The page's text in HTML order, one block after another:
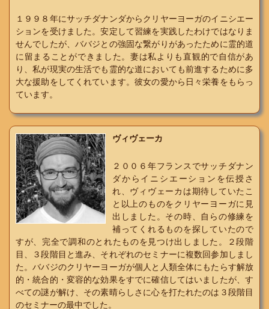
１９９８年にサッチダナンダからクリヤーヨーガのイニシエー
ションを受けました。安定して習練を実践したわけではなりま
せんでしたが、ババジとの強固な繋がりがあったために霊的道
に留まることができました。妻は私よりも直観的で自信があ
り、私が現実の生活でも霊的な道においても前進するために多
大な援助をしてくれています。彼女の愛から日々栄養をもらっ
ています。
ヴィヴェーカ
２００６年フランスでサッチダナン
ダからイニシエーションを伝授さ
れ、ヴィヴェーカは期待していたこ
と以上のものをクリヤーヨーガに見
出しました。その時、自らの修練を
補ってくれるものを探していたので
すが、完全で調和のとれたものを見つけ出しました。２段階
目、３段階目と進み、それぞれのセミナーに複数回参加しまし
た。ババジのクリヤーヨーガが個人と人類全体にもたらす解放
的・統合的・変容的な効果をすでに確信してはいましたが、す
べての謎が解け、その素晴らしさに心を打たれたのは３段階目
のセミナーの最中でした。